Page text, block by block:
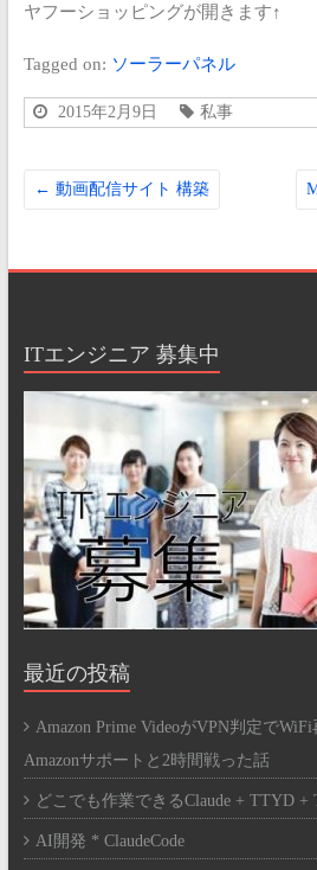
ヤフーショッピングが開きます↑
Tagged on: ソーラーパネル
2015年2月9日 私事
← 動画配信サイト 構築
ITエンジニア 募集中
最近の投稿
Amazon Prime VideoがVPN判定で
Amazonサポートと2時間戦った話
どこでも作業できるClaude + TTYD +
AI開発 * ClaudeCode